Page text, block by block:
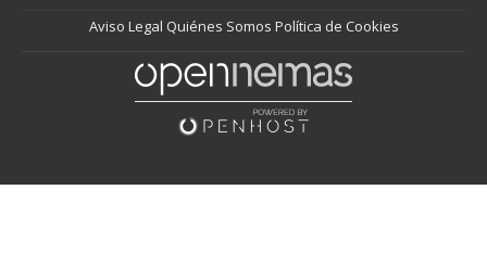
Aviso Legal Quiénes Somos Política de Cookies